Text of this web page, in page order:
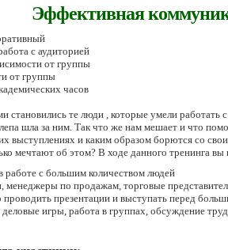
Эффективная
с аудиторией
от группы
от группы
часов
становились те люди , которые умели работать
шла за ним. Так что же нам мешает и что
выступлениях и каким образом борются со
мечтают об этом? В ходе данного тренинга
работе с большим количеством людей
менеджеры по продажам, торговые
презентации и выступать перед
деловые игры, работа в группах, обсуждение